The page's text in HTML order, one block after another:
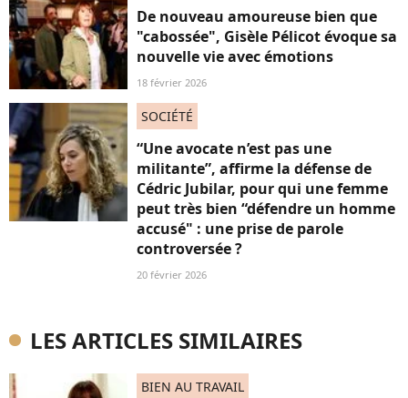
De nouveau amoureuse bien que
"cabossée", Gisèle Pélicot évoque sa
nouvelle vie avec émotions
18 février 2026
SOCIÉTÉ
“Une avocate n’est pas une
militante”, affirme la défense de
Cédric Jubilar, pour qui une femme
peut très bien “défendre un homme
accusé" : une prise de parole
controversée ?
20 février 2026
LES ARTICLES SIMILAIRES
BIEN AU TRAVAIL